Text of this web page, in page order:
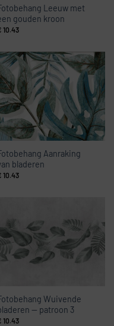
Leeuw met
gouden kroon
10.43
Aanraking
bladeren
10.43
Wuivende
— patroon 3
10.43